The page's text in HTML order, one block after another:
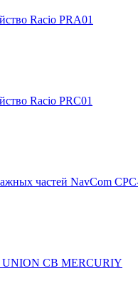
Racio PRA01
Racio PRC01
частей NavCom
UNION CB MERCURIY